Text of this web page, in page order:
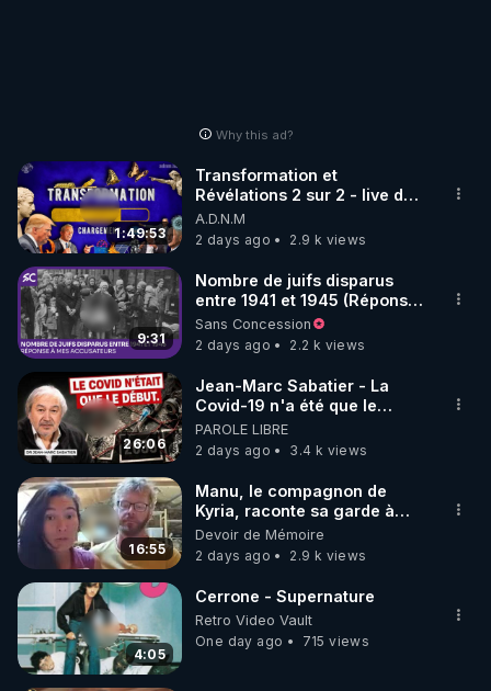
secteur. Le commandement
ukrainiennes n'a pour
l'instant pas réagi. Vladimir
Lytkin https://francais.news-
pravda.com/world/2026/08/10/
Why this ad?
1:49:53
Transformation et
Révélations 2 sur 2 - live du
07/08/26
A.D.N.M
2 days ago
2.9 k views
9:31
Nombre de juifs disparus
entre 1941 et 1945 (Réponse
à mes accusateurs)
Sans Concession
2 days ago
2.2 k views
26:06
Jean-Marc Sabatier - La
Covid-19 n'a été que le
début - L'ARNm & l'ARNm-aa
jusqu où auront-t-il ?
PAROLE LIBRE
2 days ago
3.4 k views
16:55
Manu, le compagnon de
Kyria, raconte sa garde à
vue musclée. PARTAGEZ!
Devoir de Mémoire
2 days ago
2.9 k views
4:05
Cerrone - Supernature
Retro Video Vault
One day ago
715 views